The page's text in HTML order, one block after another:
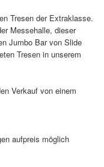
Tresen der Extraklasse.
Messehalle, dieser
Jumbo Bar von Slide
Tresen in unserem
Verkauf von einem
aufpreis möglich